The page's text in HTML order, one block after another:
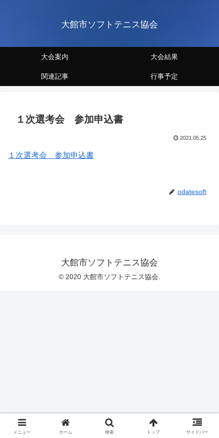
大館市ソフトテニス協会
大会案内 大会結果
関連記事 行事予定
１次選考会 参加申込書
2021.05.25
１次選考会 参加申込書
odatesoft
大館市ソフトテニス協会
© 2020 大館市ソフトテニス協会.
メニュー ホーム 検索 トップ サイドバー